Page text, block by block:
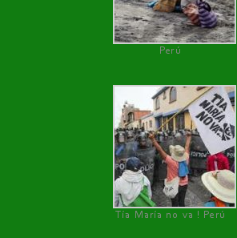
Perú
Tía María no va ! Perú